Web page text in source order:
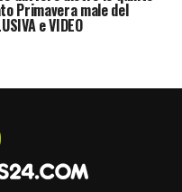
Primavera male del
e VIDEO